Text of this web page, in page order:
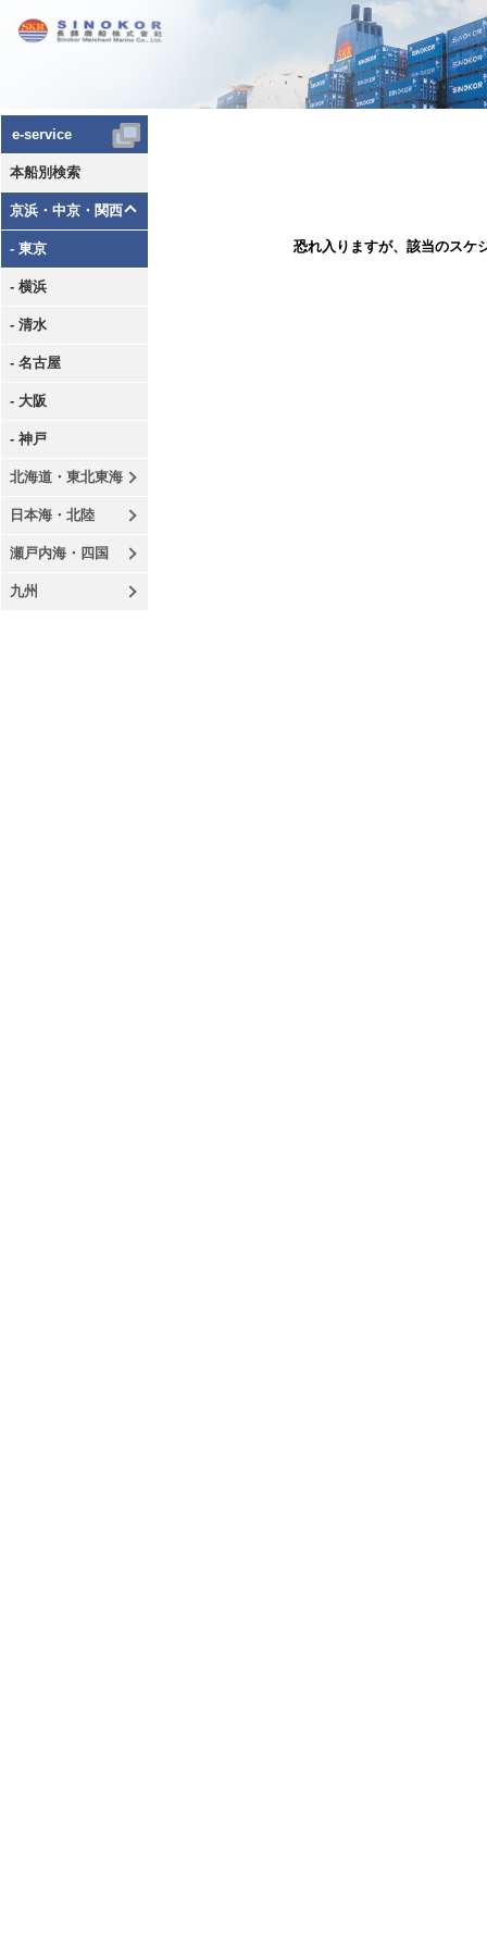
e-service
本船別検索
京浜・中京・関西
- 東京
- 横浜
- 清水
- 名古屋
- 大阪
- 神戸
北海道・東北東海
日本海・北陸
瀬戸内海・四国
九州
恐れ入りますが、該当のスケ